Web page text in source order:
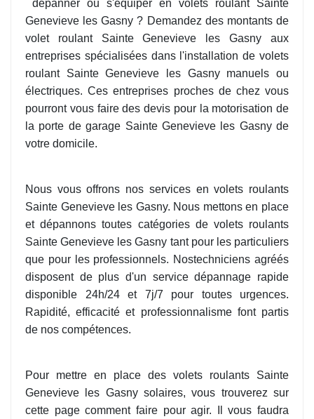
dépanner ou s'équiper en volets roulant Sainte
Genevieve les Gasny ? Demandez des montants de
volet roulant Sainte Genevieve les Gasny aux
entreprises spécialisées dans l'installation de volets
roulant Sainte Genevieve les Gasny manuels ou
électriques. Ces entreprises proches de chez vous
pourront vous faire des devis pour la motorisation de
la porte de garage Sainte Genevieve les Gasny de
votre domicile.
Nous vous offrons nos services en volets roulants
Sainte Genevieve les Gasny. Nous mettons en place
et dépannons toutes catégories de volets roulants
Sainte Genevieve les Gasny tant pour les particuliers
que pour les professionnels. Nostechniciens agréés
disposent de plus d'un service dépannage rapide
disponible 24h/24 et 7j/7 pour toutes urgences.
Rapidité, efficacité et professionnalisme font partis
de nos compétences.
Pour mettre en place des volets roulants Sainte
Genevieve les Gasny solaires, vous trouverez sur
cette page comment faire pour agir. Il vous faudra